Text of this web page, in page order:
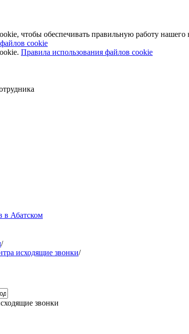
чтобы обеспечивать правильную работу нашего
cookie
Правила использования файлов cookie
в Абатском
/
исходящие звонки/
звонки